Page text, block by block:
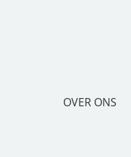
OVER ONS